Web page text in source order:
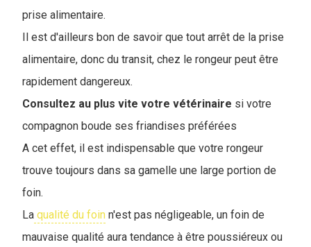
prise alimentaire.
Il est d'ailleurs bon de savoir que tout arrêt de la prise
alimentaire, donc du transit, chez le rongeur peut être
rapidement dangereux.
Consultez au plus vite votre vétérinaire si votre
compagnon boude ses friandises préférées
A cet effet, il est indispensable que votre rongeur
trouve toujours dans sa gamelle une large portion de
foin.
La qualité du foin n'est pas négligeable, un foin de
mauvaise qualité aura tendance à être poussiéreux ou